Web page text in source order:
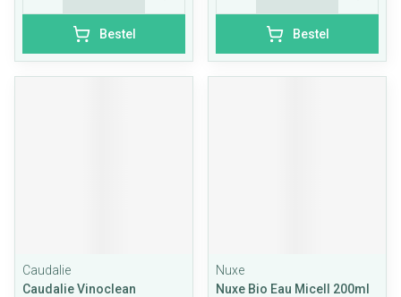
Bestel Bestel
Caudalie
Caudalie Vinoclean
Nuxe
Nuxe Bio Eau Micell 200ml